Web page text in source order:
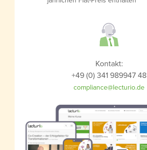
Kontakt:
+49 (0) 341 989947 48
compliance@lecturio.de